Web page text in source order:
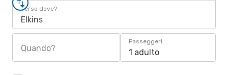
Verso dove?
Elkins
Quando?
Passeggeri
1 adulto